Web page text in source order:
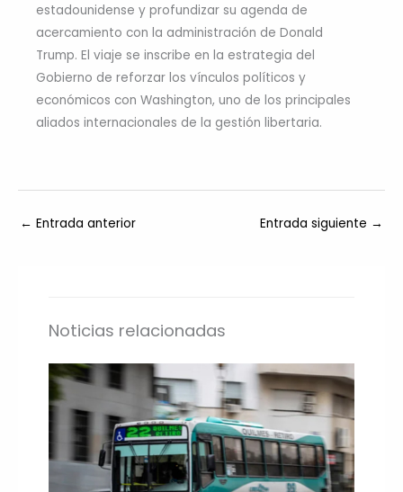
estadounidense y profundizar su agenda de
acercamiento con la administración de Donald
Trump. El viaje se inscribe en la estrategia del
Gobierno de reforzar los vínculos políticos y
económicos con Washington, uno de los principales
aliados internacionales de la gestión libertaria.
← Entrada anterior Entrada siguiente →
Noticias relacionadas